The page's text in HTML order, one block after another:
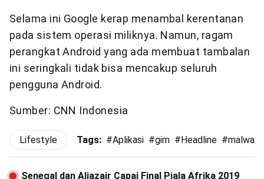
Selama ini Google kerap menambal kerentanan
pada sistem operasi miliknya. Namun, ragam
perangkat Android yang ada membuat tambalan
ini seringkali tidak bisa mencakup seluruh
pengguna Android.
Sumber: CNN Indonesia
Lifestyle Tags: #Aplikasi #gim # Headline #malware
Senegal dan Aljazair Capai Final Piala Afrika 2019